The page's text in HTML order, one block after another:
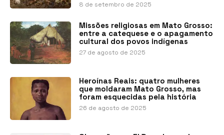
8 de setembro de 2025
Missões religiosas em Mato Grosso:
entre a catequese e o apagamento
cultural dos povos indígenas
27 de agosto de 2025
Heroínas Reais: quatro mulheres
que moldaram Mato Grosso, mas
foram esquecidas pela história
26 de agosto de 2025